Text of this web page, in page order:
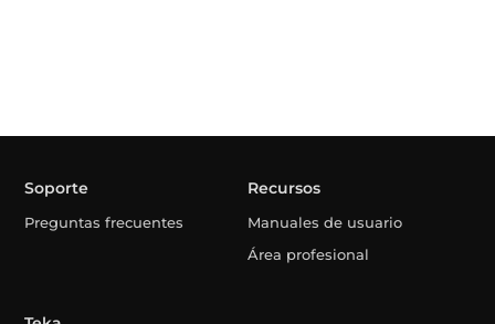
Soporte
Preguntas frecuentes
Recursos
Manuales de usuario
Área profesional